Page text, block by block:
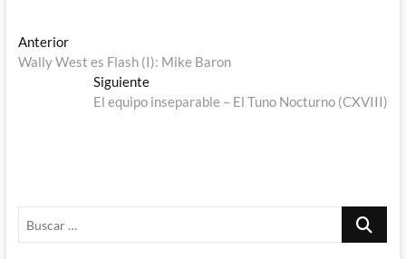
Navegación
de
entradas
AnteriorEntrada
anterior:
Wally West es Flash (I): Mike Baron
SiguienteEntrada
siguiente:
El equipo inseparable – El Tuno Nocturno (CXVIII)
Buscar